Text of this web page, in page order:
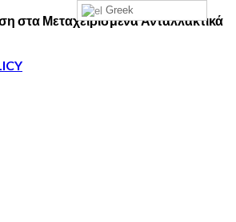
στα Μεταχειρισμένα Ανταλλακτικά
Greek